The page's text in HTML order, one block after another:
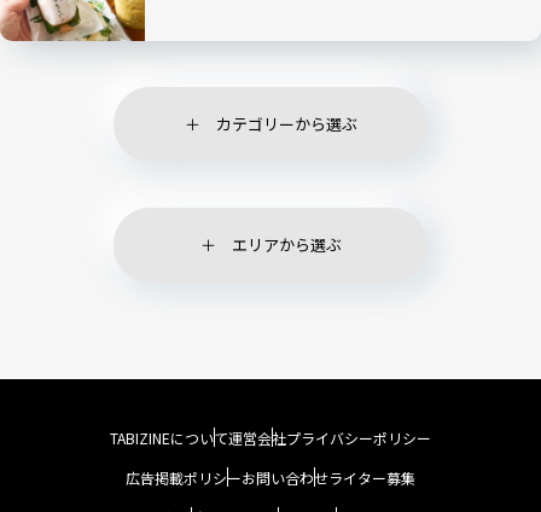
カテゴリーから選ぶ
エリアから選ぶ
TABIZINEについて運営会社プライバシーポリシー
広告掲載ポリシーお問い合わせライター募集